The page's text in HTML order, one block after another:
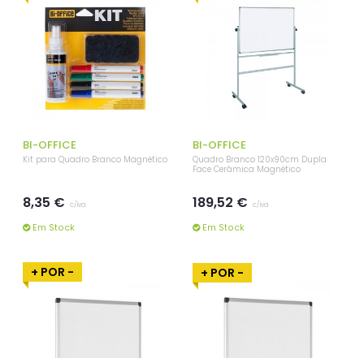
BI-OFFICE
Kit para Quadro Branco Magnético
8,35 € c/iva
Em Stock
BI-OFFICE
Quadro Branco 120x90cm Dupla
Face Cerâmica Magnético
189,52 € c/iva
Em Stock
+ POR - + POR -